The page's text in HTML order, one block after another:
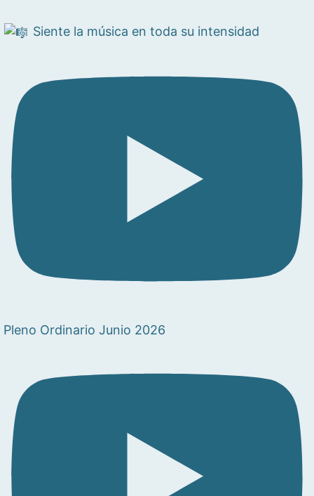
Siente la música en toda su intensidad
Pleno Ordinario Junio 2026